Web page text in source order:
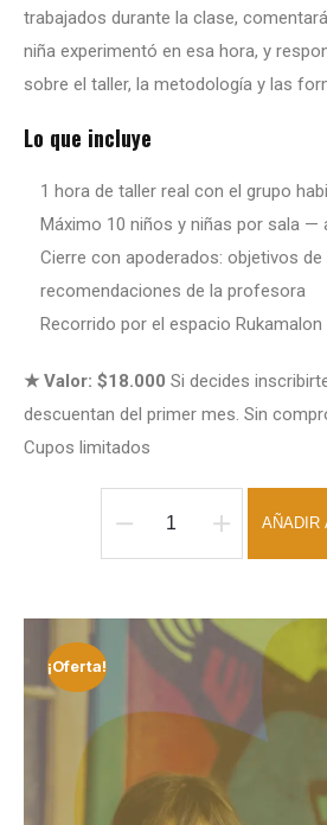
trabajados durante la clase,
niña experimentó en esa hora, y
sobre el taller, la metodología y las
Lo que incluye
1 hora de taller real con el grupo
Máximo 10 niños y niñas por sala —
Cierre con apoderados: objetivos
recomendaciones de la profesora
Recorrido por el espacio
★ Valor: $18.000 Si decides
descuentan del primer mes. Sin
Cupos limitados
AÑADIR
¡Oferta!